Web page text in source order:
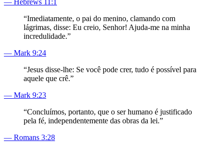
“Imediatamente, o pai do menino, clamando com
lágrimas, disse: Eu creio, Senhor! Ajuda-me na minha
incredulidade.”
— Mark 9:24
“Jesus disse-lhe: Se você pode crer, tudo é possível para
aquele que crê.”
— Mark 9:23
“Concluímos, portanto, que o ser humano é justificado
pela fé, independentemente das obras da lei.”
— Romans 3:28